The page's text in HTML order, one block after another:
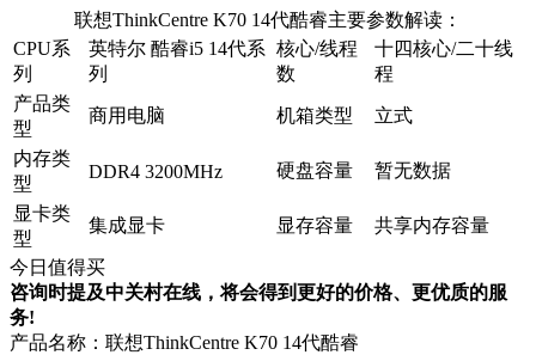
联想ThinkCentre K70 14代酷睿主要参数解读：
CPU系
列
英特尔 酷睿i5 14代系
列
核心/线程
数
十四核心/二十线
程
产品类
型
商用电脑 机箱类型 立式
内存类
型
DDR4 3200MHz 硬盘容量 暂无数据
显卡类
型
集成显卡 显存容量 共享内存容量
今日值得买
咨询时提及中关村在线，将会得到更好的价格、更优质的服
务!
产品名称： 联想ThinkCentre K70 14代酷睿